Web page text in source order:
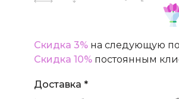
Скидка 3% на следующую
Скидка 10% постоянным
Доставка *